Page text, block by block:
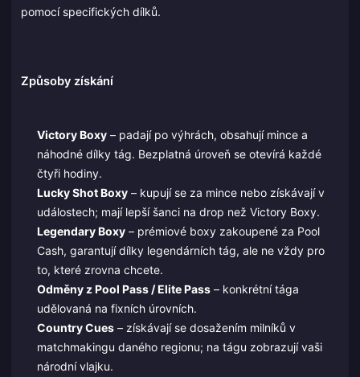
pomocí specifických dílků.
Způsoby získání
Victory Boxy– padají po výhrách, obsahují mince a
náhodné dílky tág. Bezplatná úroveň se otevírá každé
čtyři hodiny.
Lucky Shot Boxy– kupují se za mince nebo získávají v
událostech; mají lepší šanci na drop než Victory Boxy.
Legendary Boxy– prémiové boxy zakoupené za Pool
Cash, garantují dílky legendárních tág, ale ne vždy pro
to, které zrovna chcete.
Odměny z Pool Pass / Elite Pass– konkrétní tága
udělovaná na fixních úrovních.
Country Cues– získávají se dosažením milníků v
matchmakingu daného regionu; na tágu zobrazují vaši
národní vlajku.